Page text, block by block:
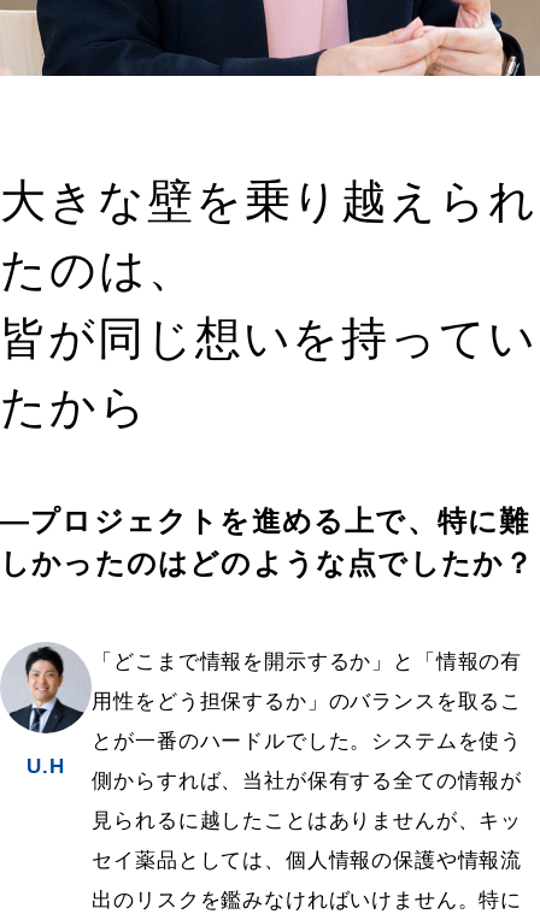
大きな壁を乗り越えられ
たのは、
皆が同じ想いを持ってい
たから
―プロジェクトを進める上で、特に難
しかったのはどのような点でしたか？
U.H
「どこまで情報を開示するか」と「情報の有
用性をどう担保するか」のバランスを取るこ
とが一番のハードルでした。システムを使う
側からすれば、当社が保有する全ての情報が
見られるに越したことはありませんが、キッ
セイ薬品としては、個人情報の保護や情報流
出のリスクを鑑みなければいけません。特に